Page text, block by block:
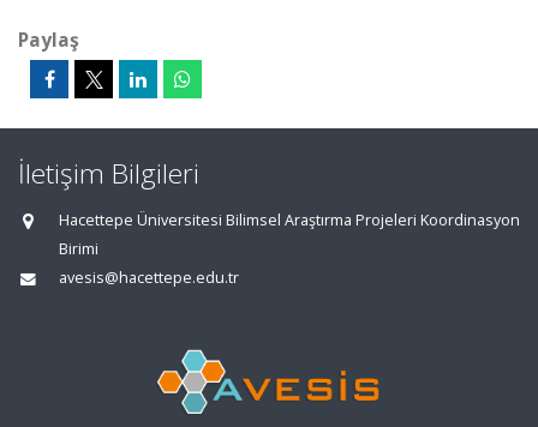
Paylaş
İletişim Bilgileri
Hacettepe Üniversitesi Bilimsel Araştırma Projeleri Koordinasyon
Birimi
avesis@hacettepe.edu.tr